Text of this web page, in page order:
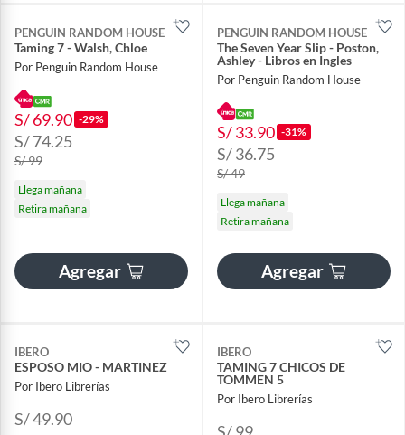
PENGUIN RANDOM HOUSE
Taming 7 - Walsh, Chloe
Por Penguin Random House
S/ 69.90 -29%
S/ 74.25
S/ 99
Llega mañana
Retira mañana
Agregar
PENGUIN RANDOM HOUSE
The Seven Year Slip - Poston,
Ashley - Libros en Ingles
Por Penguin Random House
S/ 33.90 -31%
S/ 36.75
S/ 49
Llega mañana
Retira mañana
Agregar
IBERO
ESPOSO MIO - MARTINEZ
Por Ibero Librerías
S/ 49.90
IBERO
TAMING 7 CHICOS DE
TOMMEN 5
Por Ibero Librerías